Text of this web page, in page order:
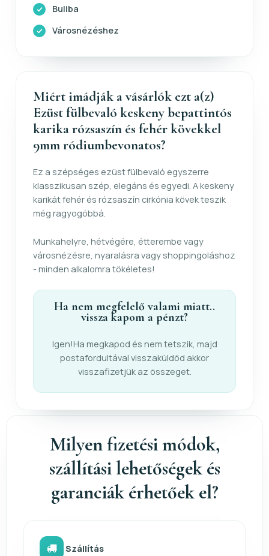
Buliba
Városnézéshez
Miért imádják a vásárlók ezt a(z)
Ezüst fülbevaló keskeny bepattintós
karika rózsaszín és fehér kövekkel
9mm ródiumbevonatos?
Ez a szépséges ezüst fülbevaló egyszerre
klasszikusan szép, elegáns és egyedi. A keskeny
karikát fehér és rózsaszín cirkónia kövek teszik
még ragyogóbbá.
Munkahelyre, hétvégére, étterembe vagy
városnézésre, nyaralásra vagy shoppingoláshoz
- minden alkalomra tökéletes!
Ha nem megfelelő valami miatt..
vissza kapom a pénzt?
Igen!Ha megkapod és nem tetszik, majd
postafordultával visszaküldöd akkor
visszafizetjük az összeget.
Milyen fizetési módok,
szállítási lehetőségek és
garanciák érhetőek el?
Szállítás